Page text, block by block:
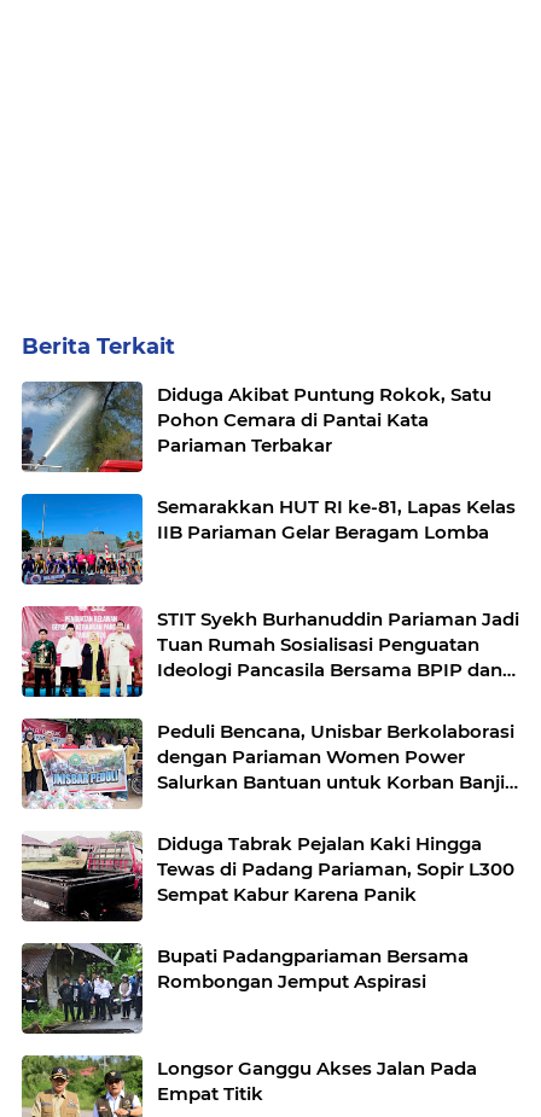
Berita Terkait
Diduga Akibat Puntung Rokok, Satu
Pohon Cemara di Pantai Kata
Pariaman Terbakar
Semarakkan HUT RI ke-81, Lapas Kelas
IIB Pariaman Gelar Beragam Lomba
STIT Syekh Burhanuddin Pariaman Jadi
Tuan Rumah Sosialisasi Penguatan
Ideologi Pancasila Bersama BPIP dan
Peduli Bencana, Unisbar Berkolaborasi
dengan Pariaman Women Power
Salurkan Bantuan untuk Korban Banjir
Diduga Tabrak Pejalan Kaki Hingga
Tewas di Padang Pariaman, Sopir L300
Sempat Kabur Karena Panik
Bupati Padangpariaman Bersama
Rombongan Jemput Aspirasi
Longsor Ganggu Akses Jalan Pada
Empat Titik